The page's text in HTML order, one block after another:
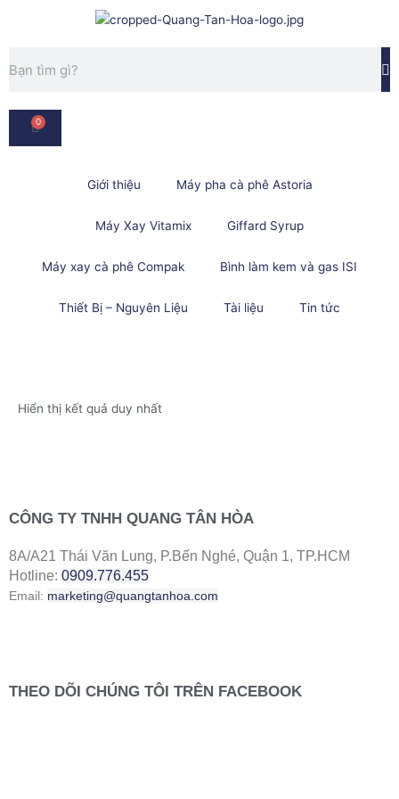
dung
kiếm
0
Cart
Giới thiệu Máy pha cà phê Astoria
Máy Xay Vitamix Giffard Syrup
Máy xay cà phê Compak Bình làm kem và gas ISI
Thiết Bị – Nguyên Liệu Tài liệu Tin tức
Hiển thị kết quả duy nhất
CÔNG TY TNHH QUANG TÂN HÒA
8A/A21 Thái Văn Lung, P.Bến Nghé, Quận 1, TP.HCM
Hotline: 0909.776.455
Email: marketing@quangtanhoa.com
THEO DÕI CHÚNG TÔI TRÊN FACEBOOK